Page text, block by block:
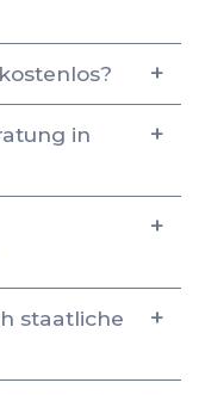
in
staatliche